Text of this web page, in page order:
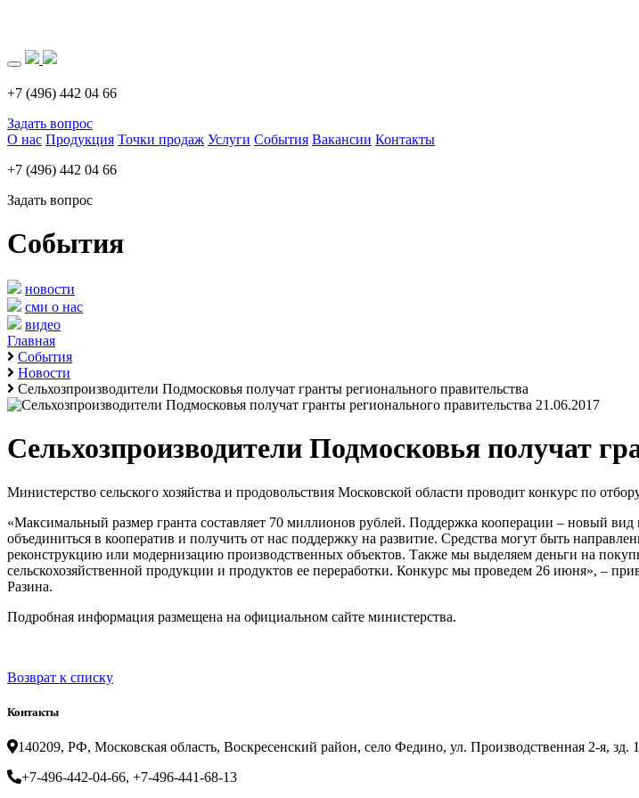
+7 (496) 442 04 66
Задать вопрос
О нас Продукция Точки продаж Услуги События Вакансии Контакты
+7 (496) 442 04 66
Задать вопрос
События
новости
сми о нас
видео
Главная
События
Новости
Сельхозпроизводители Подмосковья получат гранты регионального правительства
21.06.2017
Сельхозпроизводители Подмосковья получат
Министерство сельского хозяйства и продовольствия Московской области проводит конкурс по
«Максимальный размер гранта составляет 70 миллионов рублей. Поддержка кооперации – новый
объединиться в кооператив и получить от нас поддержку на развитие. Средства могут быть
реконструкцию или модернизацию производственных объектов. Также мы выделяем деньги на
сельскохозяйственной продукции и продуктов ее переработки. Конкурс мы проведем 26 июня», –
Разина.
Подробная информация размещена на официальном сайте министерства.
Возврат к списку
Контакты
140209, РФ, Московская область, Воскресенский район, село Федино, ул. Производственная 2-я, зд.
+7-496-442-04-66, +7-496-441-68-13